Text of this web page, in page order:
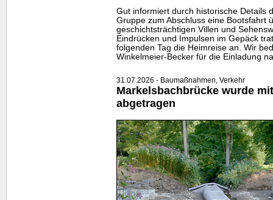
Gut informiert durch historische Details
Gruppe zum Abschluss eine Bootsfahrt
geschichtsträchtigen Villen und
Eindrücken und Impulsen im Gepäck
folgenden Tag die Heimreise an. Wir
Winkelmeier-Becker für die Einladung
31.07.2026 - Baumaßnahmen, Verkehr
Markelsbachbrücke wurde
abgetragen